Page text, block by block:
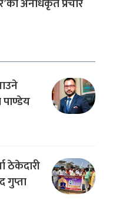
अनधिकृत प्रचार
ठेकेदारी
गुप्ता